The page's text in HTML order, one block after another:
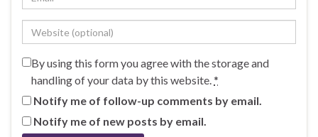
By using this form you agree with the storage and
handling of your data by this website.*
Notify me of follow-up comments by email.
Notify me of new posts by email.